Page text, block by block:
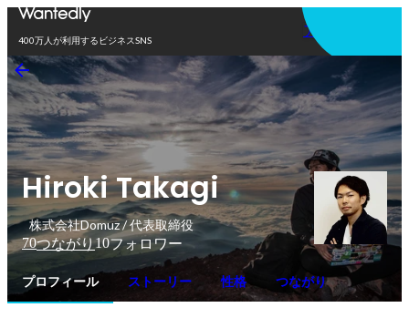
400万人が利用するビジネスSNS
アプリを使う
Hiroki Takagi
株式会社Domuz / 代表取締役
70つながり10フォロワー
プロフィール ストーリー 性格 つながり